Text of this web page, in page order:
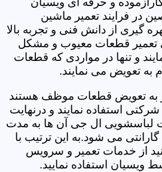
در فرایند تعمیر ماشین
گیری از دانش فنی و تجربه بالا
تعمیر قطعات معیوب و مشکل
و تنها در مواردی که قطعات
به تعویض می نمایند.
به تعویض قطعات موظف هستند
استفاده نمایند و درنهایت
لباسشویی ال جی آن ها به مدت
می شود.به این ترتیب با
از خدمات تعمیر و سرویس
استفاده نمایید.